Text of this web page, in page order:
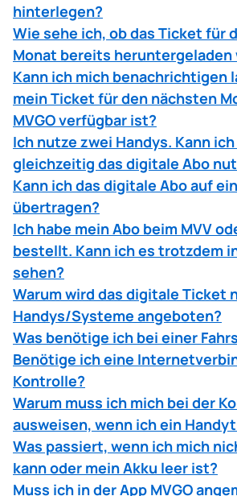
hinterlegen?
Wie sehe ich, ob das Ticket für
Monat bereits heruntergeladen
Kann ich mich benachrichtigen
mein Ticket für den nächsten
MVGO verfügbar ist?
Ich nutze zwei Handys. Kann
gleichzeitig das digitale Abo
Kann ich das digitale Abo auf
übertragen?
Ich habe mein Abo beim MVV
bestellt. Kann ich es trotzdem
sehen?
Warum wird das digitale Ticket
Handys/Systeme angeboten?
Was benötige ich bei einer
Benötige ich eine
Kontrolle?
Warum muss ich mich bei der
ausweisen, wenn ich ein
Was passiert, wenn ich mich
kann oder mein Akku leer ist?
Muss ich in der App MVGO